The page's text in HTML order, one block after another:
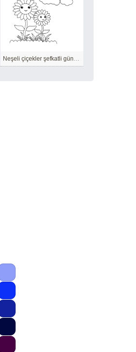
Neşeli çiçekler şefkatli güneş tarafından ısıtılır.